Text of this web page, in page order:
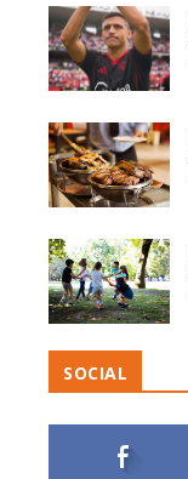
SOCIAL